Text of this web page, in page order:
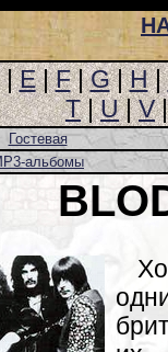
|E|F|G|H|
T|U|V
Гостевая
альбомы